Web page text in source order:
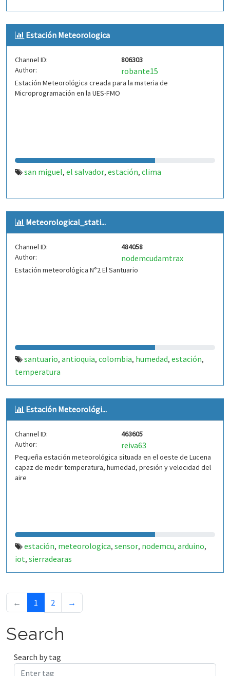
Estación Meteorologica
Channel ID:
806303
Author:
robante15
Estación Meteorológica creada para la materia de
Microprogramación en la UES-FMO
san miguel, el salvador, estación, clima
Meteorological_stati...
Channel ID:
484058
Author:
nodemcudamtrax
Estación meteorológica N°2 El Santuario
santuario, antioquia, colombia, humedad, estación,
temperatura
Estación Meteorológi...
Channel ID:
463605
Author:
reiva63
Pequeña estación meteorológica situada en el oeste de Lucena
capaz de medir temperatura, humedad, presión y velocidad del
aire
estación, meteorologica, sensor, nodemcu, arduino,
iot, sierradearas
← 1 2 →
Search
Search by tag